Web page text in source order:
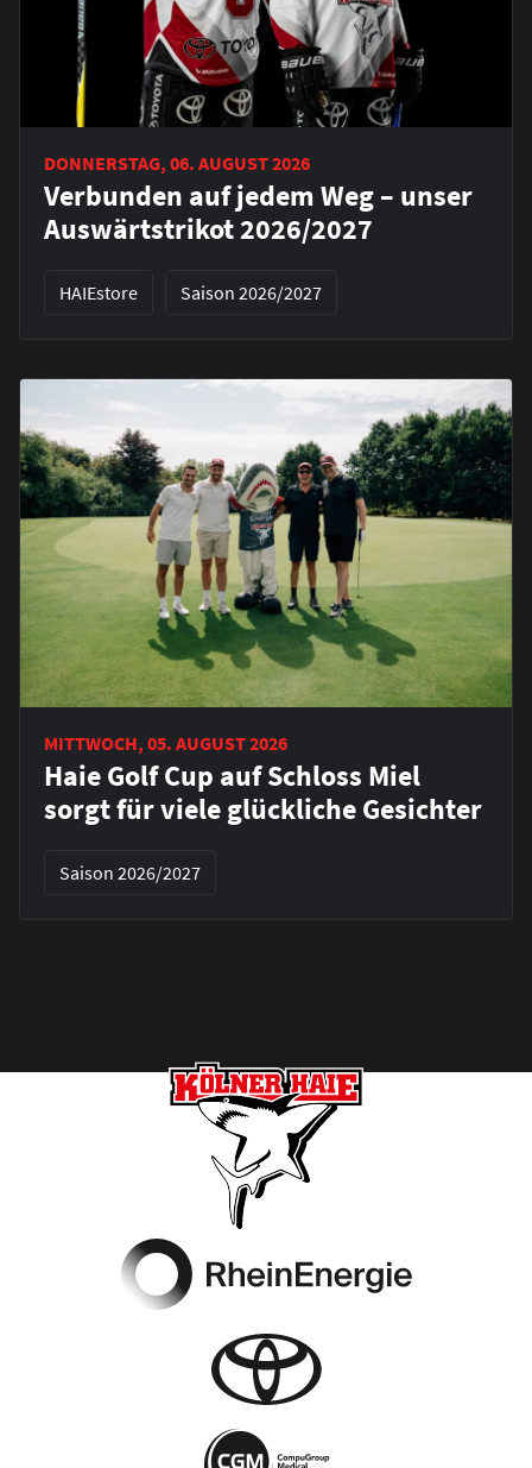
DONNERSTAG, 06. AUGUST 2026
Verbunden auf jedem Weg – unser
Auswärtstrikot 2026/2027
HAIEstore Saison 2026/2027
MITTWOCH, 05. AUGUST 2026
Haie Golf Cup auf Schloss Miel
sorgt für viele glückliche Gesichter
Saison 2026/2027